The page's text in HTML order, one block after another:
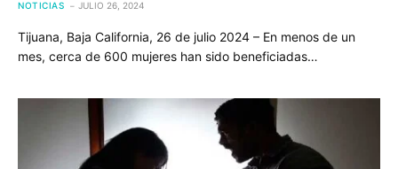
NOTICIAS JULIO 26, 2024
Tijuana, Baja California, 26 de julio 2024 – En menos de un
mes, cerca de 600 mujeres han sido beneficiadas…